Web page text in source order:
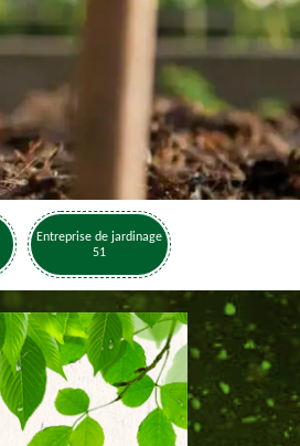
Entreprise de jardinage
51